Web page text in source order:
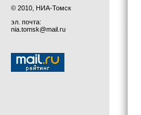
© 2010, НИА-Томск
эл. почта:
nia.tomsk@mail.ru